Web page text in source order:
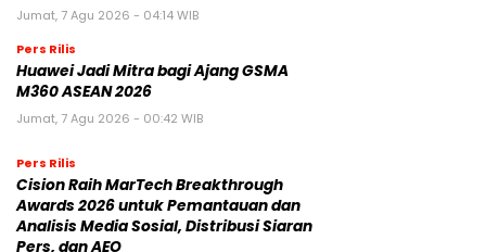
Jumat, 7 Agu 2026 - 04:14 WIB
Pers Rilis
Huawei Jadi Mitra bagi Ajang GSMA
M360 ASEAN 2026
Jumat, 7 Agu 2026 - 00:42 WIB
Pers Rilis
Cision Raih MarTech Breakthrough
Awards 2026 untuk Pemantauan dan
Analisis Media Sosial, Distribusi Siaran
Pers, dan AEO